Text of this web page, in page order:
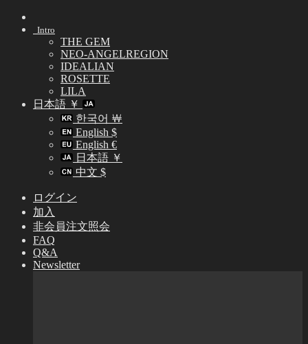
Skip
Intro
THE GEM
NEO-ANGELREGION
IDEALIAN
ROSETTE
LILA
日本語 ￥
한국어 ￦
English $
English €
日本語 ￥
中文 $
ログイン
加入
非会員注文照会
FAQ
Q&A
Newsletter